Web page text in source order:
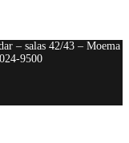
– salas 42/43 – Moema
9500